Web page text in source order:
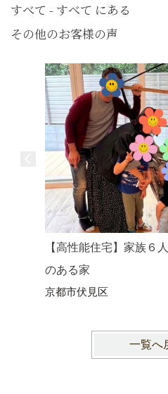
すべて - すべて にある
その他のお客様の声
【高性能住宅】家族６
のある家
京都市伏見区
一覧へ